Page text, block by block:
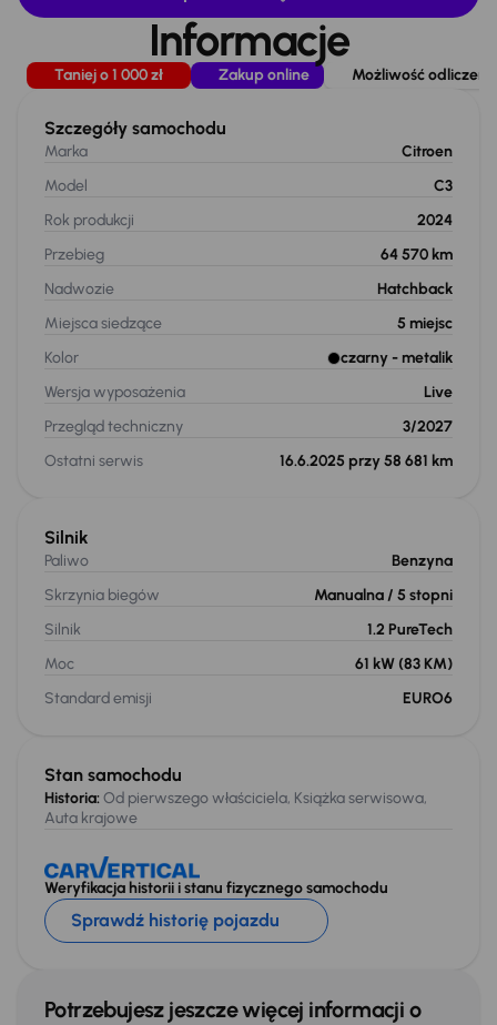
Informacje
Taniej o 1 000 zł Zakup online Możliwość
Szczegóły samochodu
Marka
Citroen
Model
C3
Rok produkcji
2024
Przebieg
64 570 km
Nadwozie
Hatchback
Miejsca siedzące
5 miejsc
Kolor
czarny - metalik
Wersja wyposażenia
Live
Przegląd techniczny
3/2027
Ostatni serwis
16.6.2025 przy 58 681 km
Stan samochodu
Historia:Od pierwszego właściciela, Książka serwisowa,
Auta krajowe
Weryfikacja historii i stanu fizycznego samochodu
Sprawdź historię pojazdu
Silnik
Paliwo
Benzyna
Skrzynia biegów
Manualna / 5 stopni
Silnik
1.2 PureTech
Moc
61 kW (83 KM)
Standard emisji
EURO6
Potrzebujesz jeszcze więcej informacji o